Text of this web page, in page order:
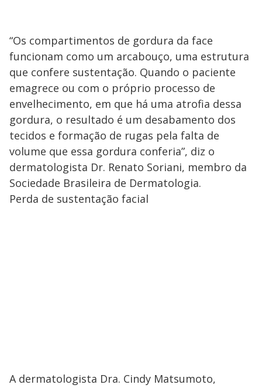
“Os compartimentos de gordura da face
funcionam como um arcabouço, uma estrutura
que confere sustentação. Quando o paciente
emagrece ou com o próprio processo de
envelhecimento, em que há uma atrofia dessa
gordura, o resultado é um desabamento dos
tecidos e formação de rugas pela falta de
volume que essa gordura conferia”, diz o
dermatologista Dr. Renato Soriani, membro da
Sociedade Brasileira de Dermatologia.
Perda de sustentação facial
A dermatologista Dra. Cindy Matsumoto,